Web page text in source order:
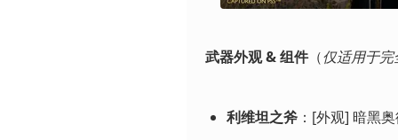
武器外观 & 组件（仅适用于
利维坦之斧 ：[外观] 暗黑